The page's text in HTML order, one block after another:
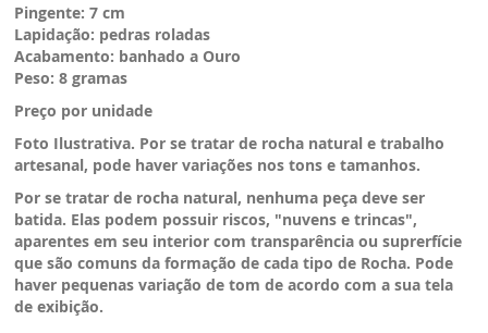
Pingente: 7 cm
Lapidação: pedras roladas
Acabamento: banhado a Ouro
Peso: 8 gramas
Preço por unidade
Foto Ilustrativa. Por se tratar de rocha natural e trabalho
artesanal, pode haver variações nos tons e tamanhos.
Por se tratar de rocha natural, nenhuma peça deve ser
batida. Elas podem possuir riscos, "nuvens e trincas",
aparentes em seu interior com transparência ou suprerfície
que são comuns da formação de cada tipo de Rocha. Pode
haver pequenas variação de tom de acordo com a sua tela
de exibição.